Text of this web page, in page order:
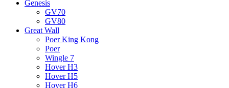
Genesis
GV70
GV80
Great Wall
Poer King Kong
Poer
Wingle 7
Hover H3
Hover H5
Hover H6